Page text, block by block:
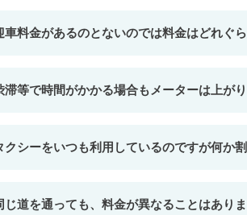
車料金があるのとないのでは料金はどれぐ
滞等で時間がかかる場合もメーターは上が
クシーをいつも利用しているのですが何か
じ道を通っても、料金が異なることはあり